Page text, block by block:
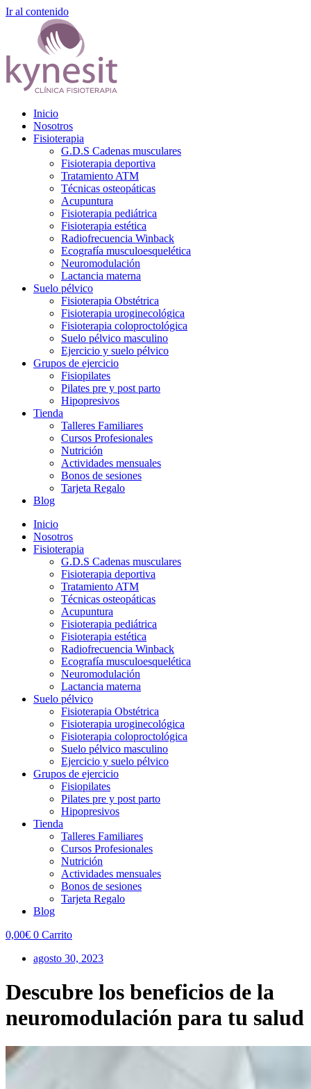
Ir al contenido
Inicio
Nosotros
Fisioterapia
G.D.S Cadenas musculares
Fisioterapia deportiva
Tratamiento ATM
Técnicas osteopáticas
Acupuntura
Fisioterapia pediátrica
Fisioterapia estética
Radiofrecuencia Winback
Ecografía musculoesquelética
Neuromodulación
Lactancia materna
Suelo pélvico
Fisioterapia Obstétrica
Fisioterapia uroginecológica
Fisioterapia coloproctológica
Suelo pélvico masculino
Ejercicio y suelo pélvico
Grupos de ejercicio
Fisiopilates
Pilates pre y post parto
Hipopresivos
Tienda
Talleres Familiares
Cursos Profesionales
Nutrición
Actividades mensuales
Bonos de sesiones
Tarjeta Regalo
Blog
Inicio
Nosotros
Fisioterapia
G.D.S Cadenas musculares
Fisioterapia deportiva
Tratamiento ATM
Técnicas osteopáticas
Acupuntura
Fisioterapia pediátrica
Fisioterapia estética
Radiofrecuencia Winback
Ecografía musculoesquelética
Neuromodulación
Lactancia materna
Suelo pélvico
Fisioterapia Obstétrica
Fisioterapia uroginecológica
Fisioterapia coloproctológica
Suelo pélvico masculino
Ejercicio y suelo pélvico
Grupos de ejercicio
Fisiopilates
Pilates pre y post parto
Hipopresivos
Tienda
Talleres Familiares
Cursos Profesionales
Nutrición
Actividades mensuales
Bonos de sesiones
Tarjeta Regalo
Blog
0,00€ 0 Carrito
agosto 30, 2023
Descubre los beneficios de la
neuromodulación para tu salud